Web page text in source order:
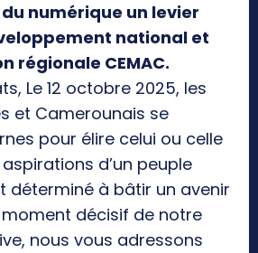
numérique un levier
national et
régionale CEMAC.
Le 12 octobre 2025, les
et Camerounais se
pour élire celui ou celle
d’un peuple
déterminé à bâtir un avenir
décisif de notre
nous vous adressons